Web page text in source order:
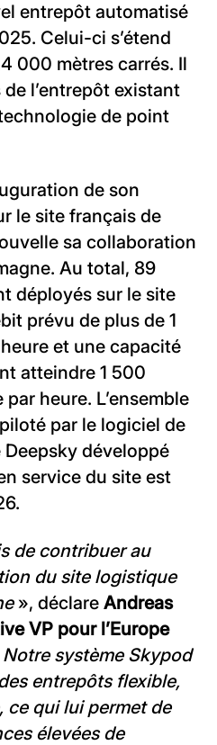
entrepôt automatisé
Celui-ci s’étend
000 mètres carrés. Il
l’entrepôt existant
de point
de son
le site français de
sa collaboration
Au total, 89
déployés sur le site
prévu de plus de 1
et une capacité
atteindre 1 500
heure. L’ensemble
par le logiciel de
développé
service du site est
de contribuer au
du site logistique
», déclare Andreas
VP pour l’Europe
Notre système Skypod
entrepôts flexible,
ce qui lui permet de
élevées de